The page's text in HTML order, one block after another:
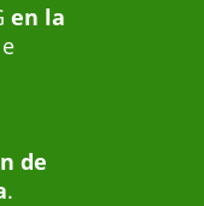
en la
de
.